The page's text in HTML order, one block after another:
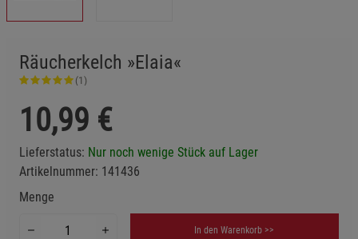
Räucherkelch »Elaia«
(1)
10,99 €
Lieferstatus: Nur noch wenige Stück auf Lager
Artikelnummer: 141436
Menge
In den Warenkorb >>